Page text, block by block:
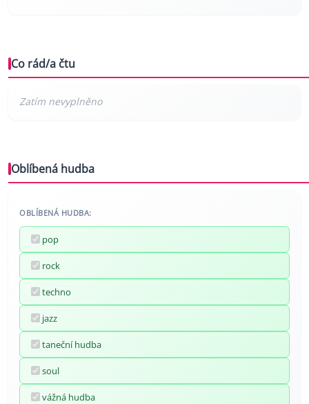
Co rád/a čtu
Oblíbená hudba
OBLÍBENÁ HUDBA:
pop
rock
techno
jazz
taneční hudba
soul
vážná hudba